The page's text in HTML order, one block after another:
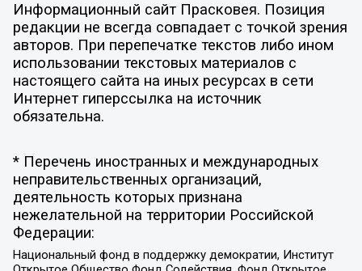
Информационный сайт Прасковея. Позиция
редакции не всегда совпадает с точкой зрения
авторов. При перепечатке текстов либо ином
использовании текстовых материалов с
настоящего сайта на иных ресурсах в сети
Интернет гиперссылка на источник
обязательна.
* Перечень иностранных и международных
неправительственных организаций,
деятельность которых признана
нежелательной на территории Российской
Федерации:
Национальный фонд в поддержку демократии, Институт